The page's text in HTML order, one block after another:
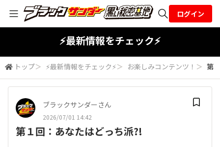
ログイン
⚡最新情報をチェック⚡
トップ＞ ⚡最新情報をチェック⚡＞ お楽しみコンテンツ！ ＞ 第
ブラックサンダーさん
2026/07/01 14:42
第１回：あなたはどっち派?!